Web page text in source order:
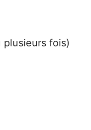
plusieurs fois)